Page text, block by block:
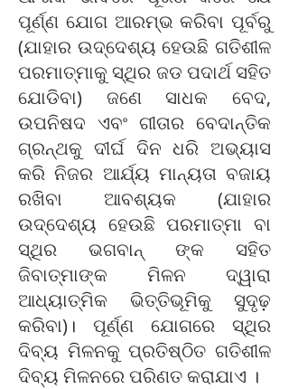
ପୂର୍ଣ୍ଣ ଯୋଗ ଆରମ୍ଭ କରିବା ପୂର୍ବରୁ
(ଯାହାର ଉଦ୍ଦେଶ୍ୟ ହେଉଛି ଗତିଶୀଳ
ପରମାତ୍ମାକୁ ସ୍ଥିର ଜଡ ପଦାର୍ଥ ସହିତ
ଯୋଡିବା) ଜଣେ ସାଧକ ବେଦ,
ଉପନିଷଦ ଏବଂ ଗୀତାର ବେଦାନ୍ତିକ
ଗ୍ରନ୍ଥକୁ ଦୀର୍ଘ ଦିନ ଧରି ଅଭ୍ୟାସ
କରି ନିଜର ଆର୍ଯ୍ୟ ମାନ୍ୟତା ବଜାୟ
ରଖିବା ଆବଶ୍ୟକ (ଯାହାର
ଉଦ୍ଦେଶ୍ୟ ହେଉଛି ପରମାତ୍ମା ବା
ସ୍ଥିର ଭଗବାନ୍ ଙ୍କ ସହିତ
ଜିବାତ୍ମାଙ୍କ ମିଳନ ଦ୍ୱାରା
ଆଧ୍ୟାତ୍ମିକ ଭିତ୍ତିଭୂମିକୁ ସୁଦୃଢ଼
କରିବା)। ପୂର୍ଣ୍ଣ ଯୋଗରେ ସ୍ଥିର
ଦିବ୍ୟ ମିଳନକୁ ପ୍ରତିଷ୍ଠିତ ଗତିଶୀଳ
ଦିବ୍ୟ ମିଳନରେ ପରିଣତ କରାଯାଏ ।